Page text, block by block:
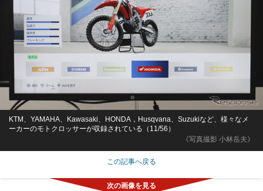
《写真撮影 小林岳夫》
KTM、YAMAHA、Kawasaki、HONDA，Husqvana、Suzukiなど、様々なメ
ーカーのモトクロッサーが収録されている（11/56）
この記事へ戻る